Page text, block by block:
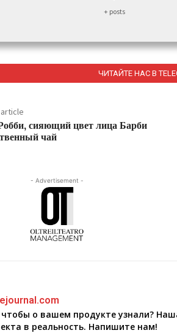
+ posts
ЧИТАЙТЕ НАС В
сияющий цвет лица Барби
чай
- Advertisement -
о вашем продукте узнали?
в реальность. Напишите нам!